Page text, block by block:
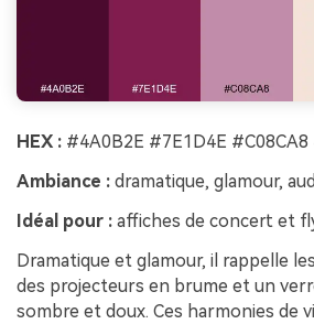
HEX : #4A0B2E #7E1D4E
Ambiance : dramatique, glamour,
Idéal pour : affiches de concert et
Dramatique et glamour, il rappelle
des projecteurs en brume et un
sombre et doux. Ces harmonies de